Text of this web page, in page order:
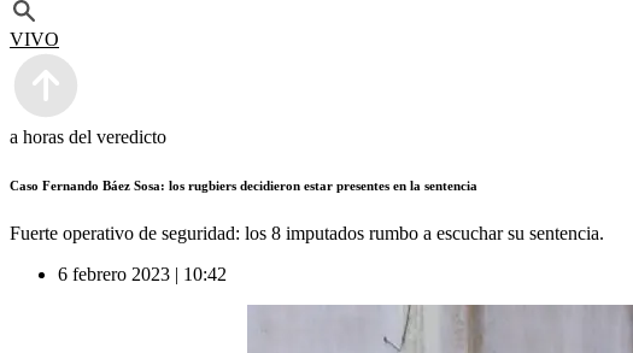
VIVO
a horas del veredicto
Caso Fernando Báez Sosa: los rugbiers decidieron estar presentes en la sentencia
Fuerte operativo de seguridad: los 8 imputados rumbo a escuchar su sentencia.
6 febrero 2023 | 10:42